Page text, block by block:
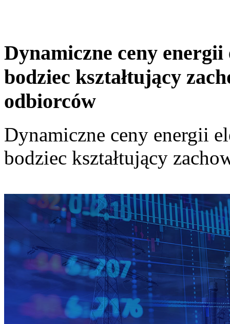
Dynamiczne ceny
bodziec kształtujący
odbiorców
Dynamiczne ceny energii
bodziec kształtujący